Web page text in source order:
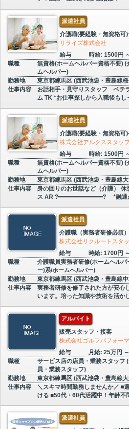
派遣社員
介護職(要経験・無資格可
リライズ株式会社
給与
時給: 1500円
職種
無資格(ホームヘルパー資格不要)
ムヘルパー)
勤務地
東京都練馬区 (西武池袋・豊島線
仕事内容
お話相手・見守りスタッフ ベテ
ム TK *お仕事探しから入職後もし
派遣社員
介護職(要経験・無資格可
株式会社アルクススタッ
給与
時給: 1500円
職種
無資格(ホームヘルパー資格不要)
ムヘルパー)
勤務地
東京都練馬区 (西武池袋・豊島線
仕事内容
身の回りのお世話など（介護） 休
ス AR ?━━━━━━━━━━━━━? *融通
派遣社員
介護職（実務者研修必須）
株式会社リクルートスタ
給与
時給: 1700円
職種
介護職員実務者研修(ホームヘル
ー)系/ホームヘルパー)
勤務地
東京都練馬区 (西武池袋・豊島線
仕事内容
実務者研修を修了された方が安心
います。培った知識や技術を活か
アルバイト
販売スタッフ・接客
株式会社ゴルフパフォー
給与
月給: 25万円
職種
サービス店の店員・業務スタッフ
員・業務スタッフ)
勤務地
東京都練馬区 (西武池袋・豊島線
仕事内容
＼スキマ時間勤務しませんか／ ■
ける ■50代・60代活躍中！年齢不
派遣社員